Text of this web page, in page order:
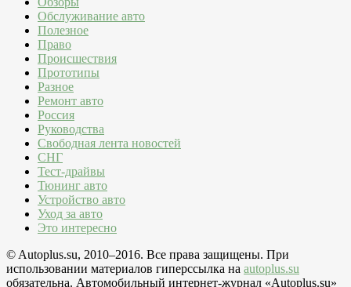
Обслуживание авто
Полезное
Право
Происшествия
Прототипы
Разное
Ремонт авто
Россия
Руководства
Свободная лента новостей
СНГ
Тест-драйвы
Тюнинг авто
Устройство авто
Уход за авто
Это интересно
© Autoplus.su, 2010–2016. Все права защищены. При
использовании материалов гиперссылка на autoplus.su
обязательна. Автомобильный интернет-журнал «Autoplus.su»